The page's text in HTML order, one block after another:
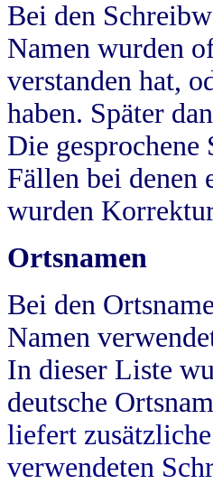
Bei den
Namen wurden
verstanden hat,
haben. Später
Die
Fällen bei denen
wurden
Ortsnamen
Bei den
Namen
In dieser Liste
deutsche
liefert
verwendeten